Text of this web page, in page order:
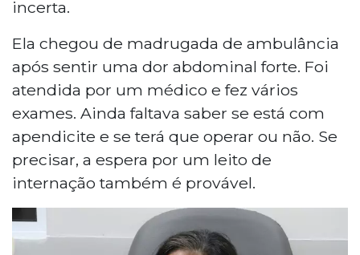
incerta.
Ela chegou de madrugada de ambulância
após sentir uma dor abdominal forte. Foi
atendida por um médico e fez vários
exames. Ainda faltava saber se está com
apendicite e se terá que operar ou não. Se
precisar, a espera por um leito de
internação também é provável.